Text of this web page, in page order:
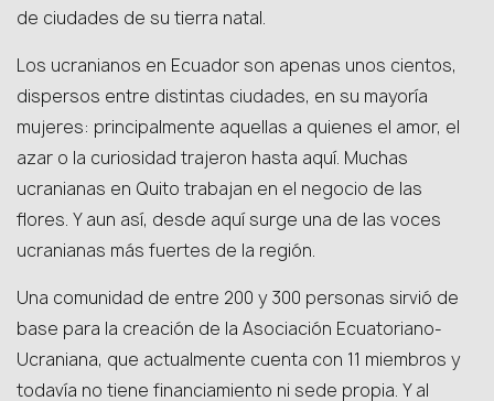
de ciudades de su tierra natal.
Los ucranianos en Ecuador son apenas unos cientos,
dispersos entre distintas ciudades, en su mayoría
mujeres: principalmente aquellas a quienes el amor, el
azar o la curiosidad trajeron hasta aquí. Muchas
ucranianas en Quito trabajan en el negocio de las
flores. Y aun así, desde aquí surge una de las voces
ucranianas más fuertes de la región.
Una comunidad de entre 200 y 300 personas sirvió de
base para la creación de la Asociación Ecuatoriano-
Ucraniana, que actualmente cuenta con 11 miembros y
todavía no tiene financiamiento ni sede propia. Y al